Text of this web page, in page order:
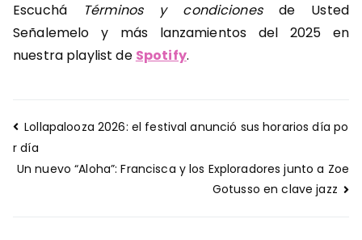
Escuchá Términos y condiciones de Usted
Señalemelo y más lanzamientos del 2025 en
nuestra playlist de Spotify.
Navegación
de
entradas
Lollapalooza 2026: el festival anunció sus horarios día po
r día
Un nuevo “Aloha”: Francisca y los Exploradores junto a Zoe
Gotusso en clave jazz